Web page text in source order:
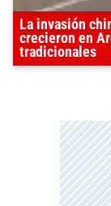
La invasión
crecieron en
tradicionales